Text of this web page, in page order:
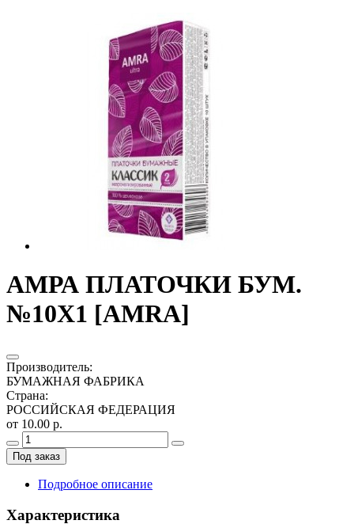
АМРА ПЛАТОЧКИ БУМ.
№10Х1 [AMRA]
Производитель:
БУМАЖНАЯ ФАБРИКА
Страна:
РОССИЙСКАЯ ФЕДЕРАЦИЯ
от 10.00 р.
Под заказ
Подробное описание
Характеристика